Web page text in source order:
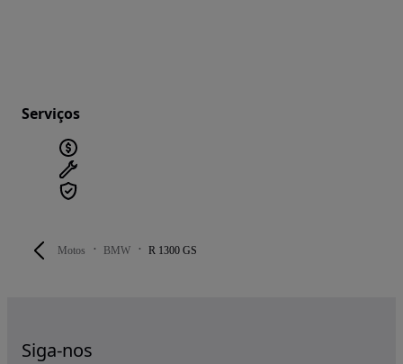
Motos BMW R 1300 GS
Serviços
Siga-nos